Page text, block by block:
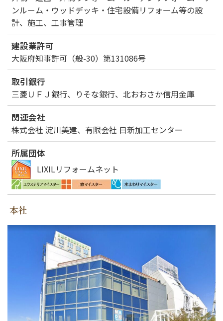
ンルーム・ウッドデッキ・住宅設備リフォーム等の設
計、施工、工事管理
建設業許可
大阪府知事許可（般-30）第131086号
取引銀行
三菱ＵＦＪ銀行、りそな銀行、北おおさか信用金庫
関連会社
株式会社 淀川美建、有限会社 日新加工センター
所属団体
LIXILリフォームネット
本社